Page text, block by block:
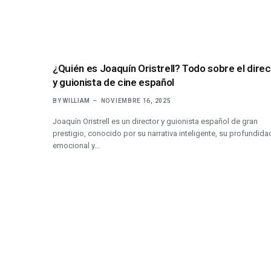
¿Quién es Joaquín Oristrell? Todo sobre el
y guionista de cine español
BY WILLIAM NOVIEMBRE 16, 2025
Joaquín Oristrell es un director y guionista español de gran
prestigio, conocido por su narrativa inteligente, su
emocional y…